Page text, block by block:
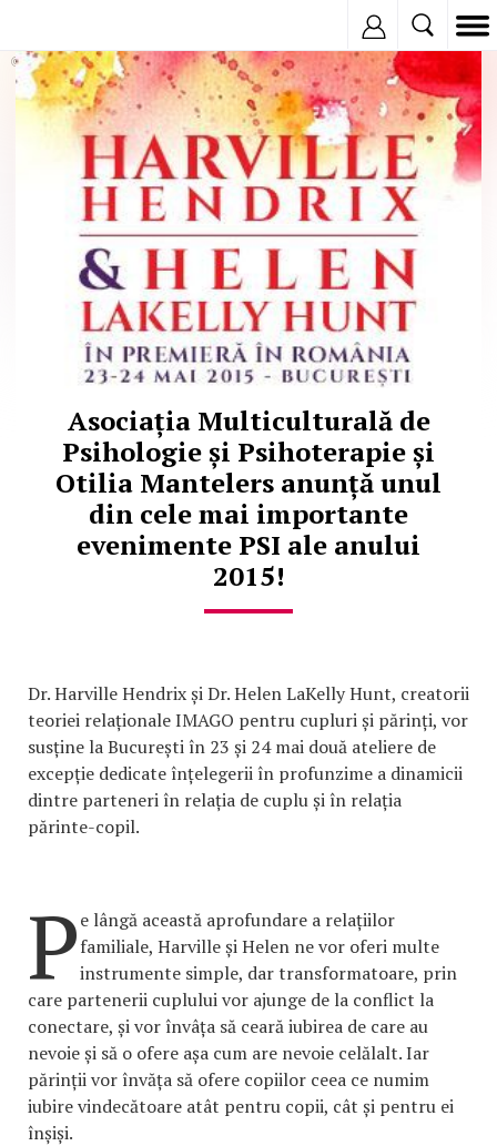
© Copyright:
Asociația Multiculturală de
Psihologie și Psihoterapie și
Otilia Mantelers anunță unul
din cele mai importante
evenimente PSI ale anului
2015!
Dr. Harville Hendrix și Dr. Helen LaKelly Hunt, creatorii
teoriei relaționale IMAGO pentru cupluri și părinți, vor
susține la București în 23 și 24 mai două ateliere de
excepție dedicate înțelegerii în profunzime a dinamicii
dintre parteneri în relația de cuplu și în relația
părinte-copil.
Pe lângă această aprofundare a relațiilor
familiale, Harville și Helen ne vor oferi multe
instrumente simple, dar transformatoare, prin
care partenerii cuplului vor ajunge de la conflict la
conectare, și vor învâța să ceară iubirea de care au
nevoie și să o ofere așa cum are nevoie celălalt. Iar
părinții vor învăța să ofere copiilor ceea ce numim
iubire vindecătoare atât pentru copii, cât și pentru ei
înșiși.